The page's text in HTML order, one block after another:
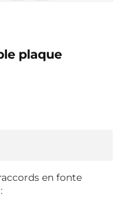
plaque
en fonte